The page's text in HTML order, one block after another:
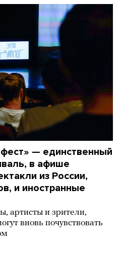
— единственный
в афише
из России,
и иностранные
артисты и зрители,
вновь почувствовать